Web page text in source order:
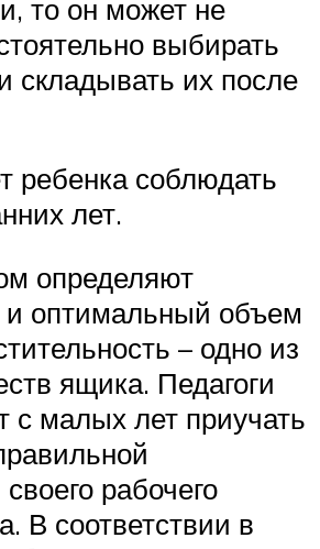
то он может не
выбирать
складывать их после
ребенка соблюдать
лет.
определяют
оптимальный объем
– одно из
ящика. Педагоги
с малых лет приучать
рабочего
В соответствии в